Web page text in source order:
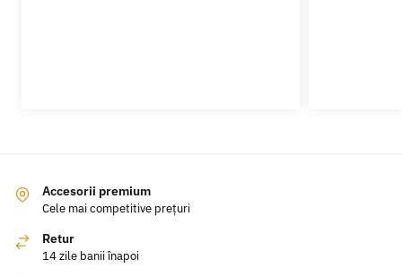
Accesorii premium
Cele mai competitive prețuri
Retur
14 zile banii înapoi